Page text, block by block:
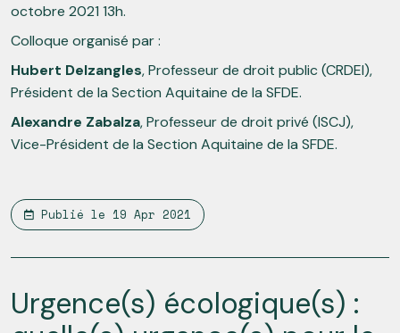
octobre 2021 13h.
Colloque organisé par :
Hubert Delzangles, Professeur de droit public (CRDEI),
Président de la Section Aquitaine de la SFDE.
Alexandre Zabalza, Professeur de droit privé (ISCJ),
Vice-Président de la Section Aquitaine de la SFDE.
Publié le 19 Apr 2021
Urgence(s) écologique(s) :